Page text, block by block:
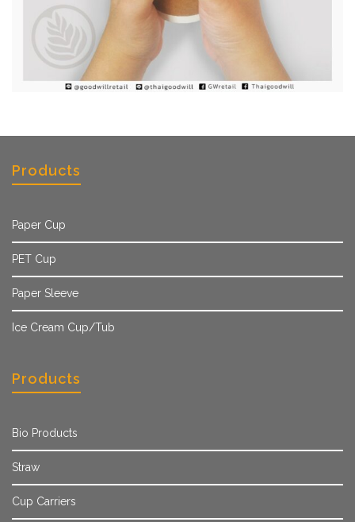
Products
Paper Cup
PET Cup
Paper Sleeve
Ice Cream Cup/Tub
Products
Bio Products
Straw
Cup Carriers